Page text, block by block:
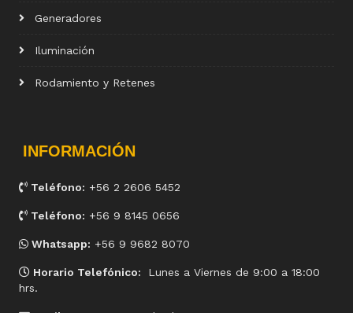
Generadores
Iluminación
Rodamiento y Retenes
INFORMACIÓN
Teléfono: +56 2 2606 5452
Teléfono: +56 9 8145 0656
Whatsapp: +56 9 9682 8070
Horario Telefónico:
Lunes a Viernes de 9:00 a 18:00
hrs.